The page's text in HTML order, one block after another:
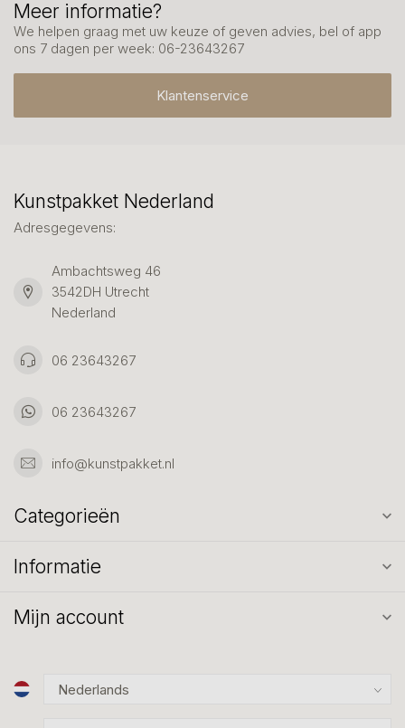
Meer informatie?
We helpen graag met uw keuze of geven advies, bel of app
ons 7 dagen per week: 06-23643267
Klantenservice
Kunstpakket Nederland
Adresgegevens:
Ambachtsweg 46
3542DH Utrecht
Nederland
06 23643267
06 23643267
info@kunstpakket.nl
Categorieën
Informatie
Mijn account